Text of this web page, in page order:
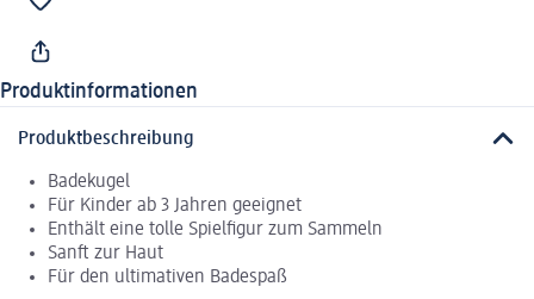
Produktinformationen
Produktbeschreibung
Badekugel
Für Kinder ab 3 Jahren geeignet
Enthält eine tolle Spielfigur zum Sammeln
Sanft zur Haut
Für den ultimativen Badespaß